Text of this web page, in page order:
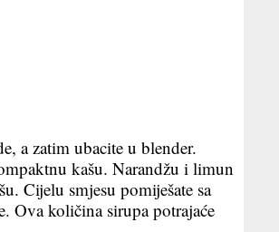
a zatim ubacite u blender.
kašu. Narandžu i limun
Cijelu smjesu pomiješate sa
Ova količina sirupa potrajaće